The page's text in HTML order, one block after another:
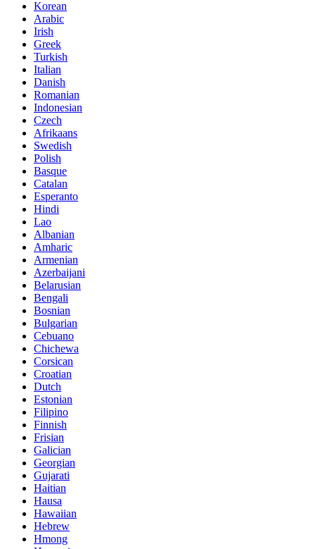
Korean
Arabic
Irish
Greek
Turkish
Italian
Danish
Romanian
Indonesian
Czech
Afrikaans
Swedish
Polish
Basque
Catalan
Esperanto
Hindi
Lao
Albanian
Amharic
Armenian
Azerbaijani
Belarusian
Bengali
Bosnian
Bulgarian
Cebuano
Chichewa
Corsican
Croatian
Dutch
Estonian
Filipino
Finnish
Frisian
Galician
Georgian
Gujarati
Haitian
Hausa
Hawaiian
Hebrew
Hmong